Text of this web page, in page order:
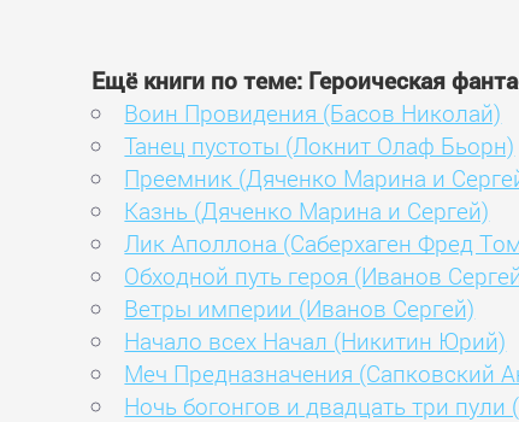
Ещё книги по теме: Героическая
Воин Провидения (Басов Николай)
Танец пустоты (Локнит Олаф Бьорн)
Преемник (Дяченко Марина и
Казнь (Дяченко Марина и Сергей)
Лик Аполлона (Саберхаген Фред
Обходной путь героя (Иванов
Ветры империи (Иванов Сергей)
Начало всех Начал (Никитин Юрий)
Меч Предназначения (Сапковский
Ночь богонгов и двадцать три